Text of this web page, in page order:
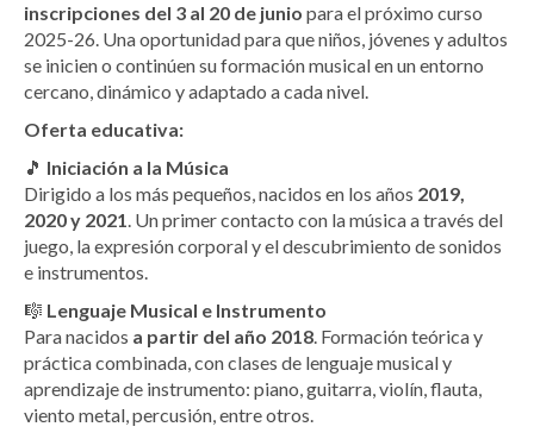
inscripciones del 3 al 20 de junio para el próximo curso
2025-26. Una oportunidad para que niños, jóvenes y adultos
se inicien o continúen su formación musical en un entorno
cercano, dinámico y adaptado a cada nivel.
Oferta educativa:
🎵 Iniciación a la Música
Dirigido a los más pequeños, nacidos en los años 2019,
2020 y 2021. Un primer contacto con la música a través del
juego, la expresión corporal y el descubrimiento de sonidos
e instrumentos.
🎼 Lenguaje Musical e Instrumento
Para nacidos a partir del año 2018. Formación teórica y
práctica combinada, con clases de lenguaje musical y
aprendizaje de instrumento: piano, guitarra, violín, flauta,
viento metal, percusión, entre otros.